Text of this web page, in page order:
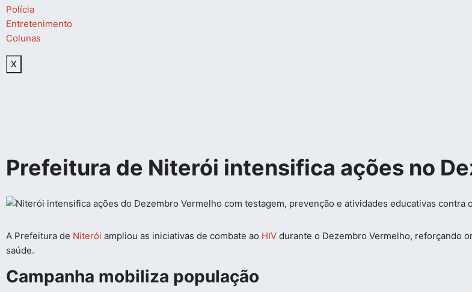
Polícia
Entretenimento
Colunas
X
Prefeitura de Niterói intensifica ações no
A Prefeitura de Niterói ampliou as iniciativas de combate ao HIV durante o Dezembro Vermelho, reforçando
saúde.
Campanha mobiliza população